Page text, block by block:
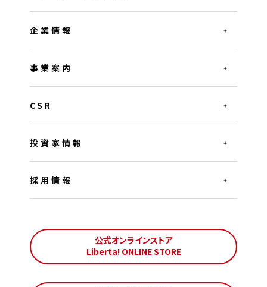
企業情報
事業案内
CSR
投資家情報
採用情報
公式オンラインストア
Liberta! ONLINE STORE